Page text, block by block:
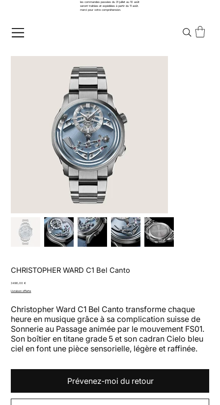
les commandes passées du 31 juillet au 10 août
seront traitées et expédiées à partir du 11 août.
merci pour votre compréhension.
CHRISTOPHER WARD C1 Bel Canto
Prix
3 490,00 €
Livraison offerte
Christopher Ward C1 Bel Canto transforme chaque
heure en musique grâce à sa complication suisse de
Sonnerie au Passage animée par le mouvement FS01.
Son boîtier en titane grade 5 et son cadran Cielo bleu
ciel en font une pièce sensorielle, légère et raffinée.
Prévenez‑moi du retour